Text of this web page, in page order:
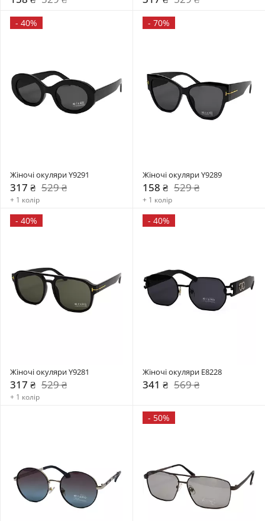
- 40%
Жіночі окуляри Y9291
317 ₴ 529 ₴
+ 1 колір
- 70%
Жіночі окуляри Y9289
158 ₴ 529 ₴
+ 1 колір
- 40%
Жіночі окуляри Y9281
317 ₴ 529 ₴
+ 1 колір
- 40%
Жіночі окуляри E8228
341 ₴ 569 ₴
- 50%